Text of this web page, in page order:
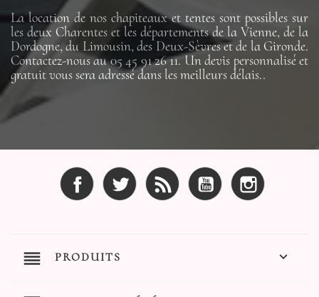
La location de nos chapiteaux et tentes sont possibles sur
les deux Charentes et les départements de la Vienne, de la
Dordogne, du Limousin, des Deux-Sèvres et de la Gironde.
Contactez-nous au 05 45 91 26 11. Un devis personnalisé et
gratuit vous sera adressé dans les meilleurs délais..
Facebook Twitter Rss YouTube
reorder PRODUITS 